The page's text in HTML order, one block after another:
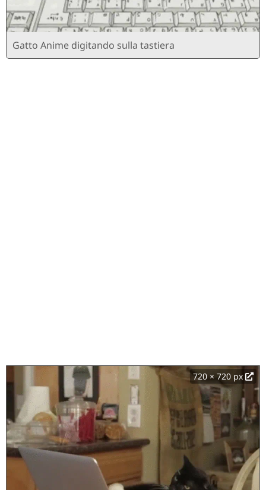
Gatto Anime digitando sulla tastiera
720 × 720 px